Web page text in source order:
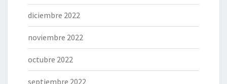
diciembre 2022
noviembre 2022
octubre 2022
septiembre 2022